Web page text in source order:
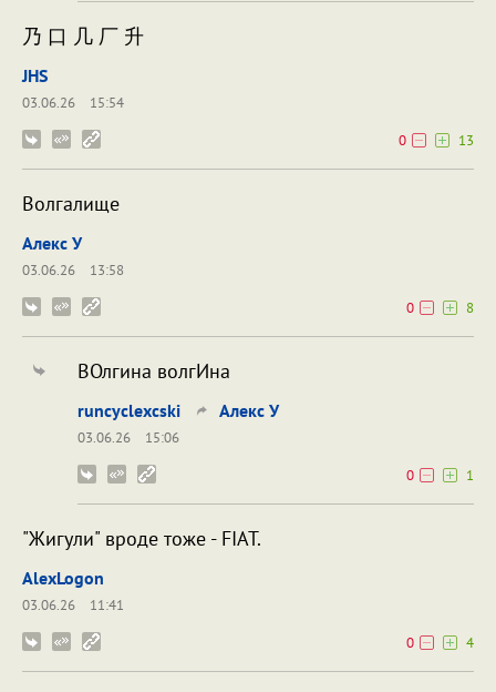
乃 口 几 厂 升
JHS
03.06.26
15:54
0
13
Волгалище
Алекс У
03.06.26
13:58
0
8
ВОлгина волгИна
runcyclexcski Алекс У
03.06.26
15:06
0
1
"Жигули" вроде тоже - FIAT.
AlexLogon
03.06.26
11:41
0
4